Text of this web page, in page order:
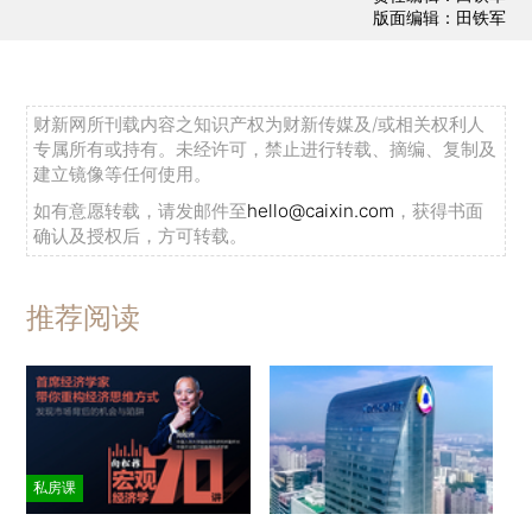
版面编辑：田铁军
财新网所刊载内容之知识产权为财新传媒及/或相关权利人
专属所有或持有。未经许可，禁止进行转载、摘编、复制及
建立镜像等任何使用。
如有意愿转载，请发邮件至hello@caixin.com ，获得书面
确认及授权后，方可转载。
推荐阅读
私房课